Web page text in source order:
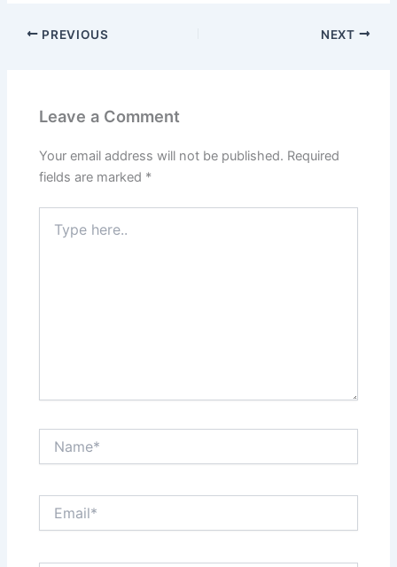
PREVIOUS NEXT
Leave a Comment
Your email address will not be published. Required
fields are marked *
here..